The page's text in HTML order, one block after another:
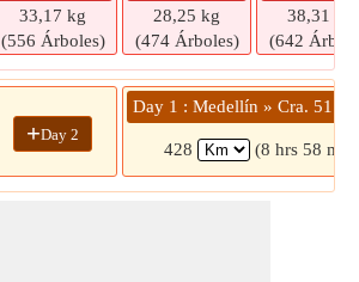
33,17 kg
(556 Árboles)
28,25 kg
(474 Árboles)
38,31 kg
(642
+Day 2
Day 1 : Medellín » Cra. 51
428 (8 hrs 58